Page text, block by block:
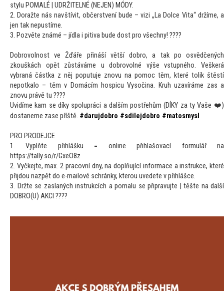
stylu POMALÉ | UDRŽITELNÉ (NEJEN) MÓDY.
2. Doražte nás navštívit, občerstvení bude – vizi „La Dolce Vita“ držíme, a
jen tak nepustíme.
3. Pozvěte známé – jídla i pitiva bude dost pro všechny! ????
Dobrovolnost ve Žďáře přináší větší dobro, a tak po osvědčených
zkouškách opět zůstáváme u dobrovolné výše vstupného. Veškerá
vybraná částka z něj poputuje znovu na pomoc těm, které tolik štěstí
nepotkalo – těm v Domácím hospicu Vysočina. Kruh uzavíráme zas a
znovu právě tu ????
Uvidíme kam se díky spolupráci a dalším postřehům (DÍKY za ty Vaše ❤️)
dostaneme zase příště. #darujdobro #sdilejdobro #matosmysl
PRO PRODEJCE
1. Vyplňte přihlášku = online přihlašovací formulář na
https://tally.so/r/GxeO8z
2. Vyčkejte, max. 2 pracovní dny, na doplňující informace a instrukce, které
přijdou nazpět do e-mailové schránky, kterou uvedete v přihlášce.
3. Držte se zaslaných instrukcích a pomalu se připravujte | těšte na další
DOBRO(U) AKCI ????